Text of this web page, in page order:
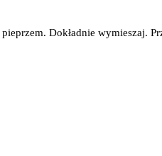
Dokładnie wymieszaj.